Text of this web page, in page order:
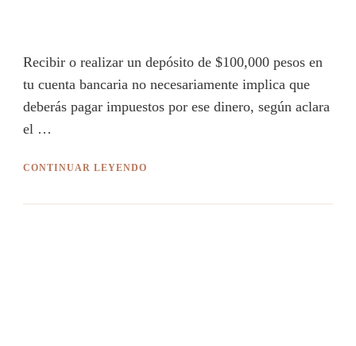
Recibir o realizar un depósito de $100,000 pesos en
tu cuenta bancaria no necesariamente implica que
deberás pagar impuestos por ese dinero, según aclara
el …
CONTINUAR LEYENDO